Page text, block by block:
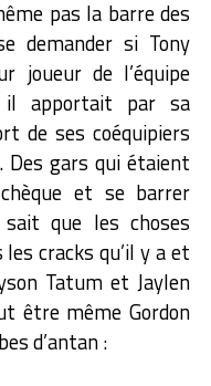
pas la barre des
demander si Tony
joueur de l’équipe
il apportait par sa
de ses coéquipiers
Des gars qui étaient
et se barrer
que les choses
cracks qu’il y a et
Tatum et Jaylen
être même Gordon
d’antan :